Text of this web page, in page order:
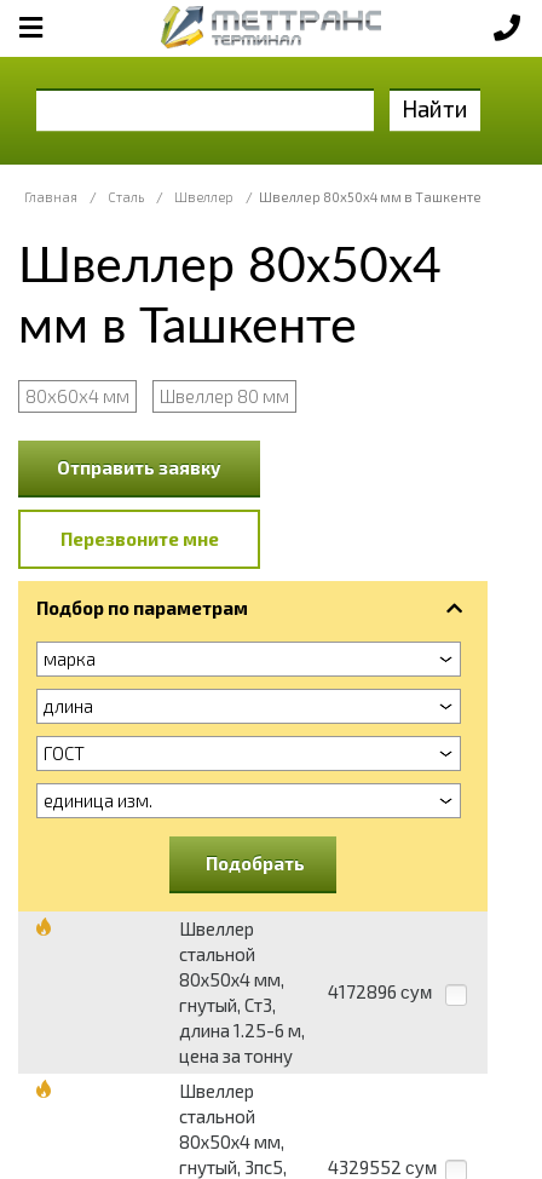
Найти
Главная / Сталь / Швеллер / Швеллер 80х50х4 мм в Ташкенте
Швеллер 80х50х4
мм в Ташкенте
80х60х4 мм Швеллер 80 мм
Отправить заявку
Перезвоните мне
Подбор по параметрам
марка
длина
ГОСТ
единица изм.
Подобрать
Швеллер
стальной
80х50х4 мм,
гнутый, Ст3,
длина 1.25-6 м,
цена за тонну
4172896 сум
Швеллер
стальной
80х50х4 мм,
гнутый, 3пс5,
4329552 сум